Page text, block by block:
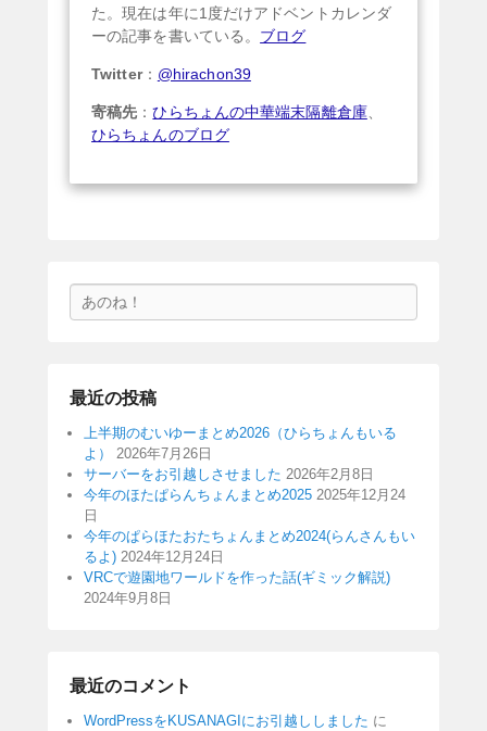
た。現在は年に1度だけアドベントカレンダ
ーの記事を書いている。 ブログ
Twitter： @hirachon39
寄稿先 ：ひらちょんの中華端末隔離倉庫、
ひらちょんのブログ
索
最近の投稿
上半期のむいゆーまとめ2026（ひらちょんもいる
よ）
2026年7月26日
サーバーをお引越しさせました 2026年2月8日
今年のほたぱらんちょんまとめ2025 2025年12月24
日
今年のぱらほたおたちょんまとめ2024(らんさんもい
るよ) 2024年12月24日
VRCで遊園地ワールドを作った話(ギミック解説)
2024年9月8日
最近のコメント
WordPressをKUSANAGIにお引越ししました に